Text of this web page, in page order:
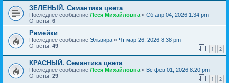
ЗЕЛЕНЫЙ. Семантика цвета
Последнее сообщение Леся Михайловна « Сб апр 04, 2026 1:34 pm
Ответы: 6
Ремейки
Последнее сообщение Эльвира « Чт мар 26, 2026 8:38 pm
Ответы: 49 1 2
КРАСНЫЙ. Семантика цвета
Последнее сообщение Леся Михайловна « Вс фев 01, 2026 8:20 pm
Ответы: 29 1 2